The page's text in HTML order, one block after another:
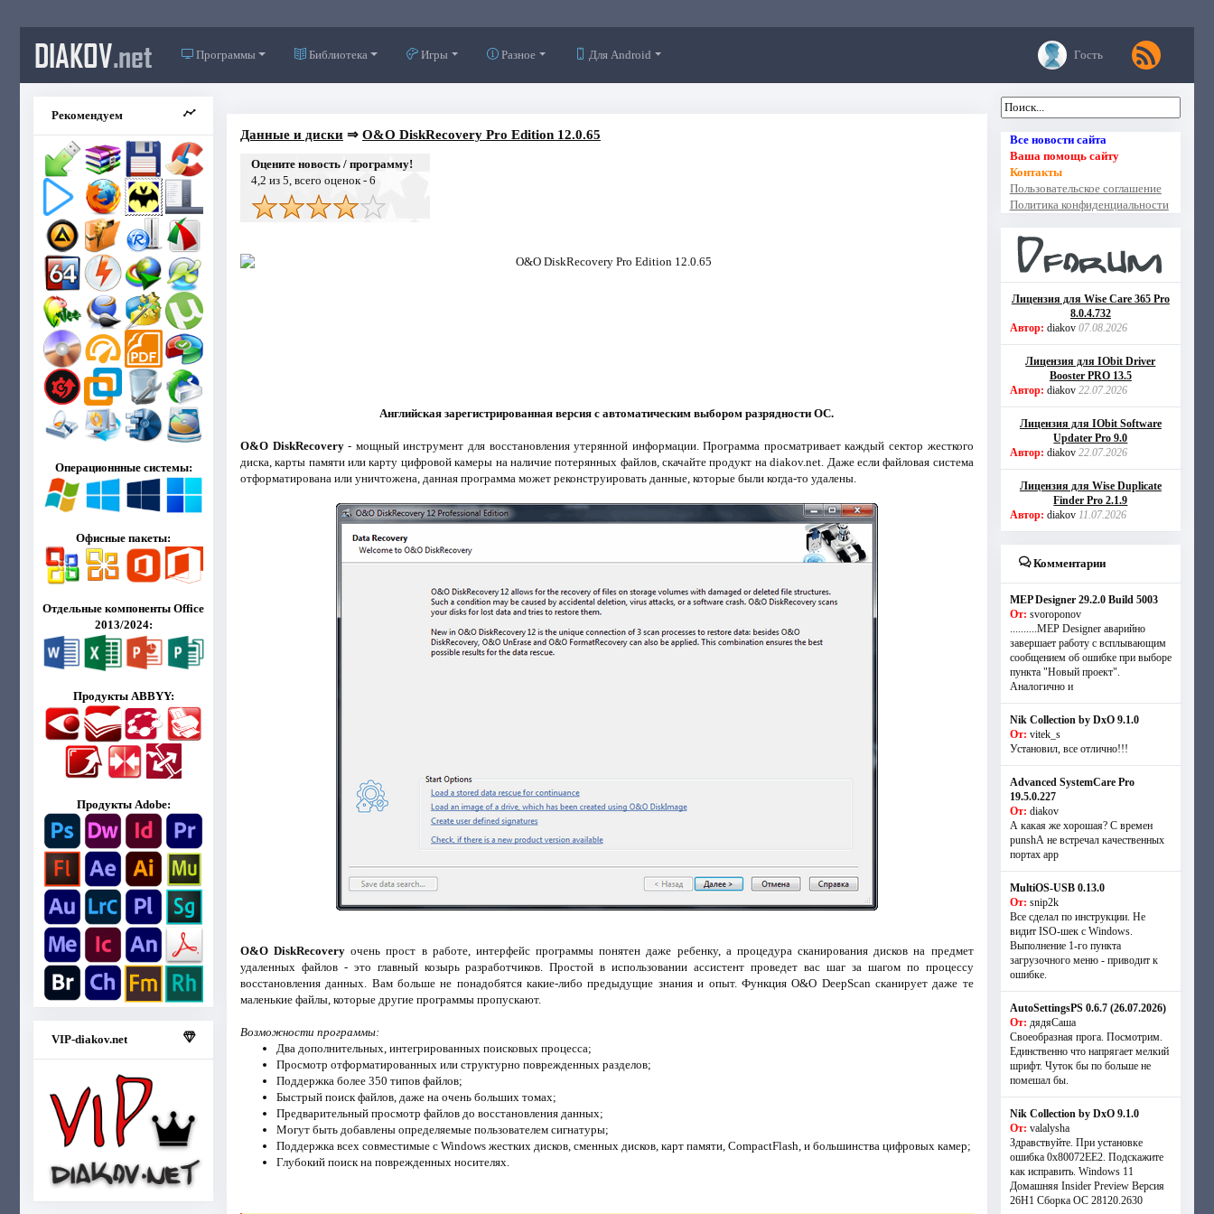
DIAKOV.net Программы Библиотека Игры Разное Для Android Гость
Рекомендуем
Операционнные системы:
Офисные пакеты:
Отдельные компоненты Office
2013/2024:
Продукты ABBYY:
Продукты Adobe:
VIP-diakov.net
Данные и диски⇒ O&O DiskRecovery Pro Edition 12.0.65
Оцените новость / программу!
4,2 из 5, всего оценок - 6
Английская зарегистрированная версия с автоматическим выбором разрядности ОС.
O&O DiskRecovery- мощный инструмент для восстановления утерянной информации. Программа просматривает каждый сектор жесткого
диска, карты памяти или карту цифровой камеры на наличие потерянных файлов, скачайте продукт на diakov.net. Даже если файловая система
отформатирована или уничтожена, данная программа может реконструировать данные, которые были когда-то удалены.
O&O DiskRecovery очень прост в работе, интерфейс программы понятен даже ребенку, а процедура сканирования дисков на предмет
удаленных файлов - это главный козырь разработчиков. Простой в использовании ассистент проведет вас шаг за шагом по процессу
восстановления данных. Вам больше не понадобятся какие-либо предыдущие знания и опыт. Функция O&O DeepScan сканирует даже те
маленькие файлы, которые другие программы пропускают.
Возможности программы:
Два дополнительных, интегрированных поисковых процесса;
Просмотр отформатированных или структурно поврежденных разделов;
Поддержка более 350 типов файлов;
Быстрый поиск файлов, даже на очень больших томах;
Предварительный просмотр файлов до восстановления данных;
Могут быть добавлены определяемые пользователем сигнатуры;
Поддержка всех совместимые с Windows жестких дисков, сменных дисков, карт памяти, CompactFlash, и большинства цифровых камер;
Глубокий поиск на поврежденных носителях.
Все новости сайта
Ваша помощь сайту
Контакты
Пользовательское соглашение
Политика конфиденциальности
Лицензия для Wise Care 365 Pro
8.0.4.732
Автор: diakov 07.08.2026
Лицензия для IObit Driver
Booster PRO 13.5
Автор: diakov 22.07.2026
Лицензия для IObit Software
Updater Pro 9.0
Автор: diakov 22.07.2026
Лицензия для Wise Duplicate
Finder Pro 2.1.9
Автор: diakov 11.07.2026
Комментарии
MEP Designer 29.2.0 Build 5003
От: svoroponov
..........MEP Designer аварийно
завершает работу с всплывающим
сообщением об ошибке при выборе
пункта "Новый проект".
Аналогично и
Nik Collection by DxO 9.1.0
От: vitek_s
Установил, все отлично!!!
Advanced SystemCare Pro
19.5.0.227
От: diakov
А какая же хорошая? С времен
punshА не встречал качественных
портах app
MultiOS-USB 0.13.0
От: snip2k
Все сделал по инструкции. Не
видит ISO-шек с Windows.
Выполнение 1-го пункта
загрузочного меню - приводит к
ошибке.
AutoSettingsPS 0.6.7 (26.07.2026)
От: дядяСаша
Своеобразная прога. Посмотрим.
Единственно что напрягает мелкий
шрифт. Чуток бы по больше не
помешал бы.
Nik Collection by DxO 9.1.0
От: valalysha
Здравствуйте. При установке
ошибка 0х80072EE2. Подскажите
как исправить. Windows 11
Домашняя Insider Preview Версия
26H1 Сборка ОС 28120.2630